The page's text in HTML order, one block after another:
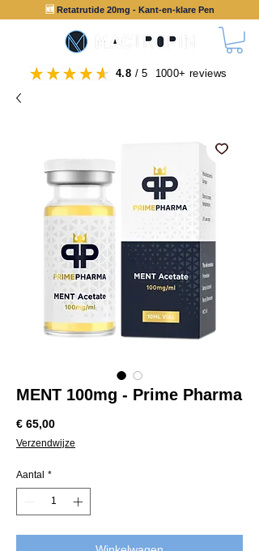
🆕 Retatrutide 20mg - Kant-en-klare Pen
4.8 / 5 1000+ reviews
MENT 100mg - Prime Pharma
€ 65,00Prijs
Verzendwijze
Aantal *